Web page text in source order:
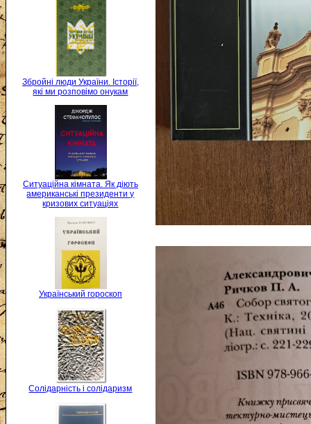
Збройні люди України. Історії,
які ми розповімо онукам
Ситуаційна кімната. Як діють
американські президенти у
кризових ситуаціях
Український гороскоп
Солідарність і солідаризм